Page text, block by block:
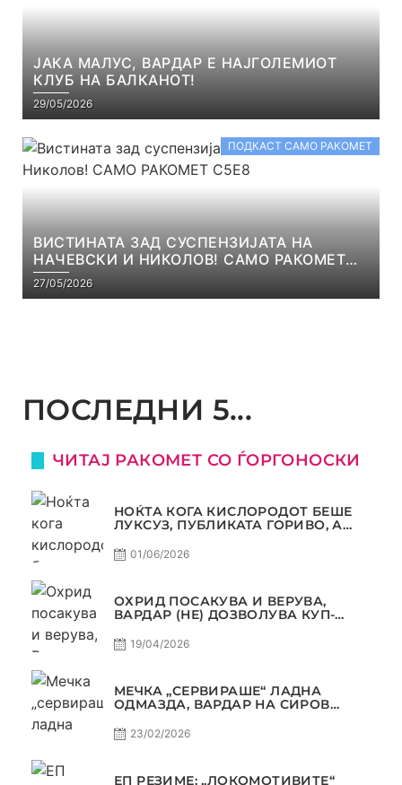
ЈАКА МАЛУС, ВАРДАР Е НАЈГОЛЕМИОТ
КЛУБ НА БАЛКАНОТ!
29/05/2026
ПОДКАСТ САМО РАКОМЕТ
ВИСТИНАТА ЗАД СУСПЕНЗИЈАТА НА
НАЧЕВСКИ И НИКОЛОВ! САМО РАКОМЕТ
С5Е8
27/05/2026
ПОСЛЕДНИ 5...
ЧИТАЈ РАКОМЕТ СО ЃОРГОНОСКИ
НОЌТА КОГА КИСЛОРОДОТ БЕШЕ
ЛУКСУЗ, ПУБЛИКАТА ГОРИВО, А
01/06/2026
ОХРИД ПОСАКУВА И ВЕРУВА,
ВАРДАР (НЕ) ДОЗВОЛУВА КУП-
19/04/2026
МЕЧКА „СЕРВИРАШЕ“ ЛАДНА
ОДМАЗДА, ВАРДАР НА СИРОВ
АВТОКОМАНДА
23/02/2026
ЕП РЕЗИМЕ: „ЛОКОМОТИВИТЕ“